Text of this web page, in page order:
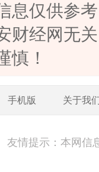
息仅供参
财经网无
慎！
手机版 关于我
友情提示：本网信